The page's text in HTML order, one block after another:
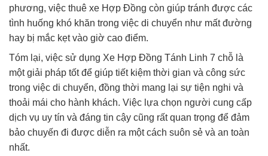
phương, việc thuê xe Hợp Đồng còn giúp tránh được các
tình huống khó khăn trong việc di chuyển như mất đường
hay bị mắc kẹt vào giờ cao điểm.
Tóm lại, việc sử dụng Xe Hợp Đồng Tánh Linh 7 chỗ là
một giải pháp tốt để giúp tiết kiệm thời gian và công sức
trong việc di chuyển, đồng thời mang lại sự tiện nghi và
thoải mái cho hành khách. Việc lựa chọn người cung cấp
dịch vụ uy tín và đáng tin cậy cũng rất quan trọng để đảm
bảo chuyến đi được diễn ra một cách suôn sẻ và an toàn
nhất.